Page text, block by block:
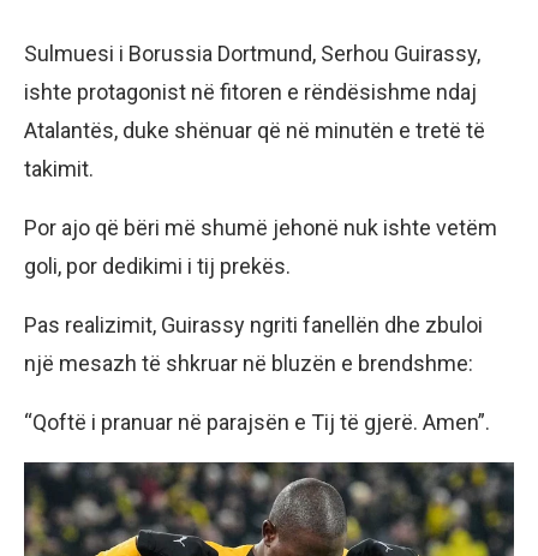
Sulmuesi i Borussia Dortmund, Serhou Guirassy,
ishte protagonist në fitoren e rëndësishme ndaj
Atalantës, duke shënuar që në minutën e tretë të
takimit.
Por ajo që bëri më shumë jehonë nuk ishte vetëm
goli, por dedikimi i tij prekës.
Pas realizimit, Guirassy ngriti fanellën dhe zbuloi
një mesazh të shkruar në bluzën e brendshme:
“Qoftë i pranuar në parajsën e Tij të gjerë. Amen”.